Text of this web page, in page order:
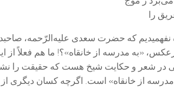
را
نفهمیدیم که حضرت سعدی علیه‌الرّحمه،
«به مدرسه از خانقاه»؟! ما هم فعلاً از
در شعر و حکایت شیخ هست که حقیقت را
از خانقاه» است. اگرچه کسان دیگری